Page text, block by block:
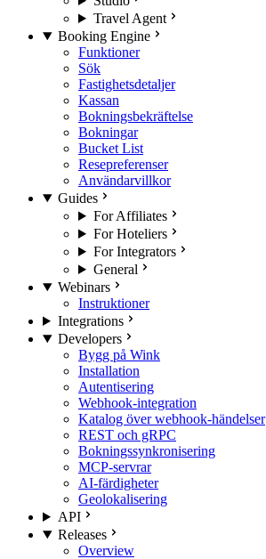
Travel Agent
Booking Engine
Funktioner
Sök
Fastighetsdetaljer
Kassan
Bokningsbekräftelse
Bokningar
Bucket List
Resepreferenser
Användarvillkor
Guides
For Affiliates
For Hoteliers
For Integrators
General
Webinars
Instruktioner
Integrations
Developers
Bygg på Wink
Installation
Autentisering
Webhook-integration
Katalog över webhook-händelser
REST och gRPC
Bokningssynkronisering
MCP-servrar
AI-färdigheter
Geolokalisering
API
Releases
Overview